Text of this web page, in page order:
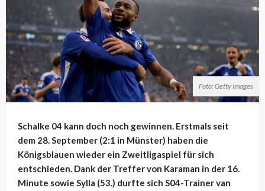
Foto: Getty Images
Schalke 04 kann doch noch gewinnen. Erstmals seit
dem 28. September (2:1 in Münster) haben die
Königsblauen wieder ein Zweitligaspiel für sich
entschieden. Dank der Treffer von Karaman in der 16.
Minute sowie Sylla (53.) durfte sich S04-Trainer van